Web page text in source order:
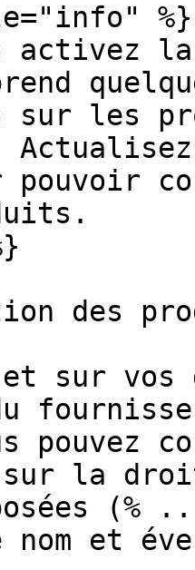
%}
activez
sur les
pouvoir
des
et sur
pouvez
sur la
(%
et